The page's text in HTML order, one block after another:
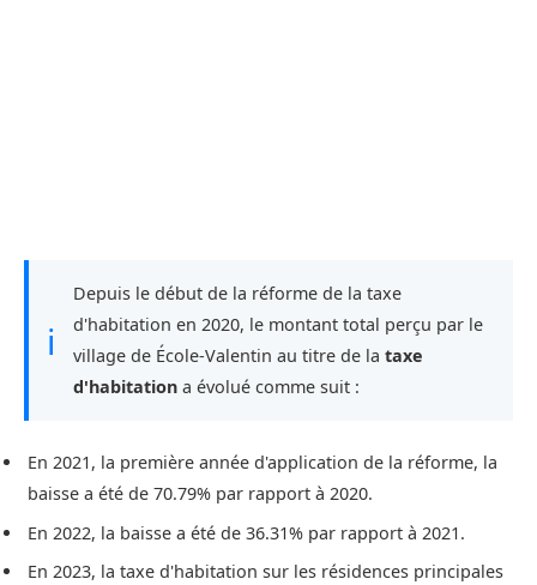
ℹ
Depuis le début de la réforme de la taxe
d'habitation en 2020, le montant total perçu par le
village de École-Valentin au titre de la taxe
d'habitation a évolué comme suit :
En 2021, la première année d'application de la réforme, la
baisse a été de 70.79% par rapport à 2020.
En 2022, la baisse a été de 36.31% par rapport à 2021.
En 2023, la taxe d'habitation sur les résidences principales